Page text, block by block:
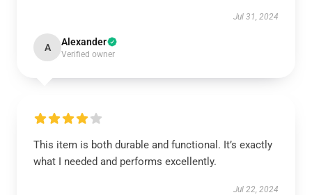
Jul 31, 2024
A Alexander
Verified owner
This item is both durable and functional. It’s exactly
what I needed and performs excellently.
Jul 22, 2024